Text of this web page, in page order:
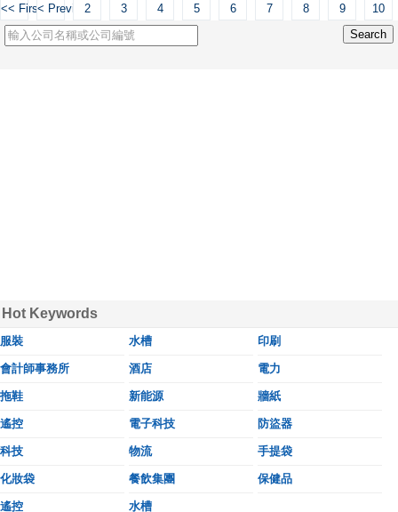
<< First< Previous
2 3 4 5 6 7 8 9 10
Hot Keywords
服裝 水槽 印刷
會計師事務所 酒店 電力
拖鞋 新能源 牆紙
遙控 電子科技 防盜器
科技 物流 手提袋
化妝袋 餐飲集團 保健品
遙控 水槽